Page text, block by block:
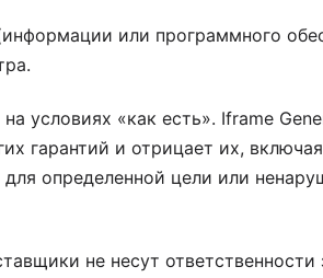
или программного
условиях «как есть». Iframe
гарантий и отрицает их,
определенной цели или
не несут